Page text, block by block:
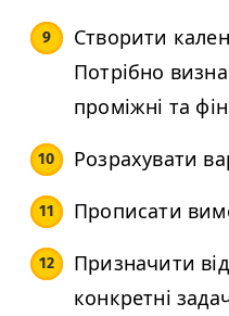
Створити
Потрібно
проміжні та
Розрахувати
Прописати
Призначити
конкретні